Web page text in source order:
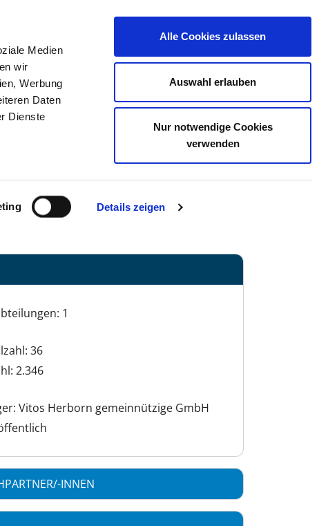
Medien
wir
Werbung
Daten
Dienste
Details zeigen
Alle Cookies zulassen
Auswahl erlauben
Nur notwendige Cookies
verwenden
STELLENBÖRSE KONTAKT IHRE MEINUNG
Anfahrt
vitos-herborn/...
1
36
2.346
Vitos Herborn gemeinnützige GmbH
INNEN